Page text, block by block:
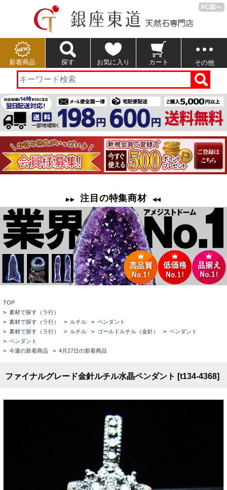
PC版へ
新着商品 探す お気に入り カート その他
TOP
> 素材で探す（ラ行）
> 素材で探す（ラ行） > ルチル > ペンダント
> 素材で探す（ラ行） > ルチル > ゴールドルチル（金針） > ペンダント
> ペンダント
> 今週の新着商品 > 4月27日の新着商品
ファイナルグレード金針ルチル水晶ペンダント [t134-4368]